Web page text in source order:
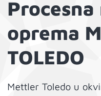
oprema
TOLEDO
Mettler Toledo u